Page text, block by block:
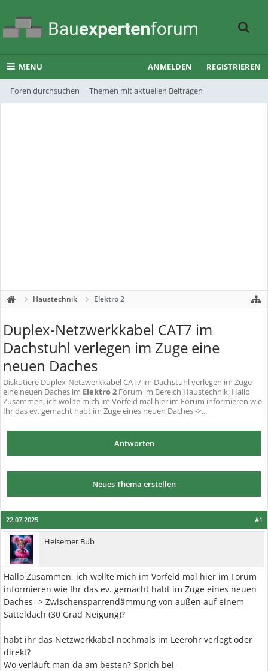
MENU
Foren durchsuchen Themen mit aktuellen Beiträgen
ANMELDEN REGISTRIEREN
Haustechnik Elektro 2
Duplex-Netzwerkkabel CAT7 im
Dachstuhl verlegen im Zuge eine
neuen Daches
Diskutiere Duplex-Netzwerkkabel CAT7 im Dachstuhl verlegen im Zuge
eine neuen Daches im Elektro 2 Forum im Bereich Haustechnik; Hallo
Zusammen, ich wollte mich im Vorfeld mal hier im Forum informieren wie
Ihr das ev. gemacht habt im Zuge eines neuen Daches ->...
Antworten
Neues Thema erstellen
#1
22.07.2025
Heisemer Bub
Hallo Zusammen, ich wollte mich im Vorfeld mal hier im Forum
informieren wie Ihr das ev. gemacht habt im Zuge eines neuen
Daches -> Zwischensparrendämmung von außen auf einem
Satteldach (30 Grad Neigung)?
habt ihr das Netzwerkkabel nochmals im Leerohr verlegt oder
direkt?
Wo verläuft man da am besten? Sprich bei